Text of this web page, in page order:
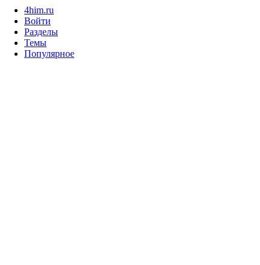
4him.ru
Войти
Разделы
Темы
Популярное